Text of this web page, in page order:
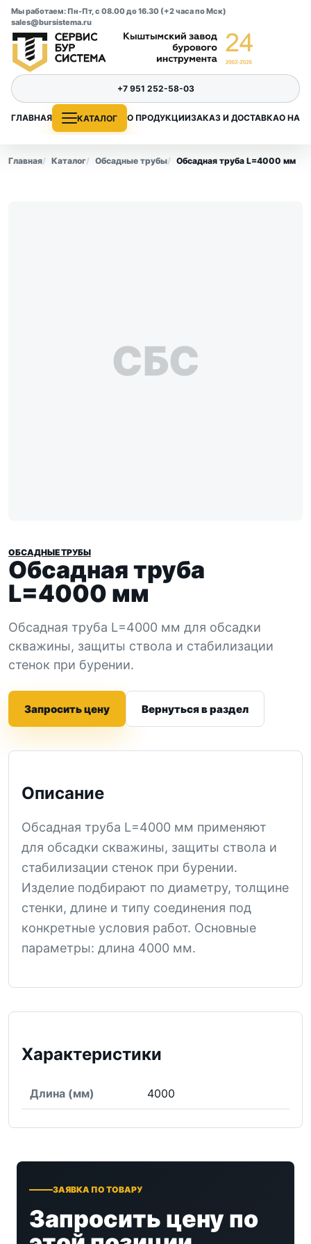
Мы работаем: Пн-Пт, с 08.00 до 16.30 (+2 часа по Мск)
sales@bursistema.ru
ГЛАВНАЯ КАТАЛОГ О ПРОДУКЦИИЗАКАЗ И ДОСТАВКАО НАС
+7 951 252-58-03
Главная Каталог Обсадные трубы Обсадная труба L=4000 мм
СБС
ОБСАДНЫЕ ТРУБЫ
Обсадная труба
L=4000 мм
Обсадная труба L=4000 мм для обсадки
скважины, защиты ствола и стабилизации
стенок при бурении.
Запросить цену Вернуться в раздел
Описание
Обсадная труба L=4000 мм применяют
для обсадки скважины, защиты ствола и
стабилизации стенок при бурении.
Изделие подбирают по диаметру, толщине
стенки, длине и типу соединения под
конкретные условия работ. Основные
параметры: длина 4000 мм.
Характеристики
Длина (мм) 4000
ЗАЯВКА ПО ТОВАРУ
Запросить цену по